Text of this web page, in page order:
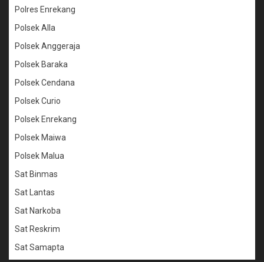
Polres Enrekang
Polsek Alla
Polsek Anggeraja
Polsek Baraka
Polsek Cendana
Polsek Curio
Polsek Enrekang
Polsek Maiwa
Polsek Malua
Sat Binmas
Sat Lantas
Sat Narkoba
Sat Reskrim
Sat Samapta